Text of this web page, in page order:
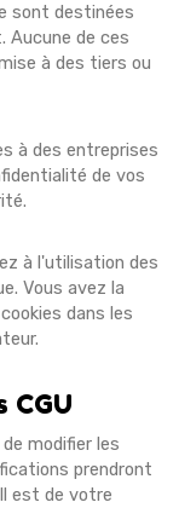
sont destinées
Aucune de ces
à des tiers ou
à des entreprises
de vos
à l'utilisation des
Vous avez la
dans les
CGU
modifier les
prendront
est de votre